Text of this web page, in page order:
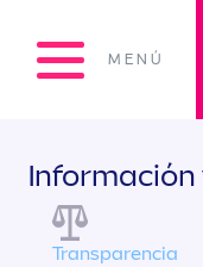
MENÚ
Transparencia